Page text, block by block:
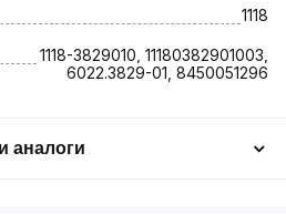
1118
1118-3829010, 11180382901003,
6022.3829-01, 8450051296
аналоги